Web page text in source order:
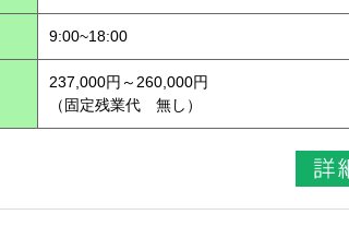
9:00~18:00
237,000円～260,000円
（固定残業代 無し）